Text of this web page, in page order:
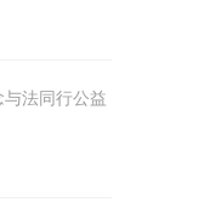
法同行公益